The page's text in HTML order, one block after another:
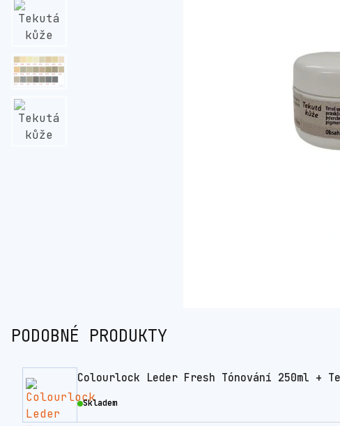
PODOBNÉ PRODUKTY
Colourlock Leder Fresh Tónování 250ml +
Skladem